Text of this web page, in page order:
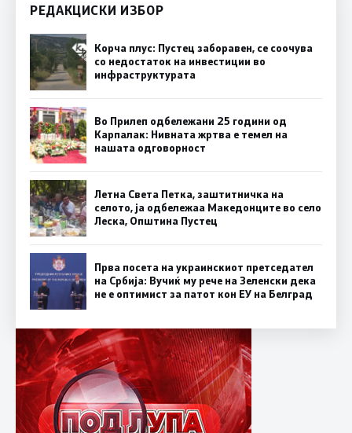
РЕДАКЦИСКИ ИЗБОР
Корча плус: Пустец заборавен, се соочува
со недостаток на инвестиции во
инфраструктурата
Во Прилеп одбележани 25 години од
Карпалак: Нивната жртва е темел на
нашата одговорност
Летна Света Петка, заштитничка на
селото, ја одбележаа Македонците во село
Леска, Општина Пустец
Прва посета на украинскиот претседател
на Србија: Вучиќ му рече на Зеленски дека
не е оптимист за патот кон ЕУ на Белград